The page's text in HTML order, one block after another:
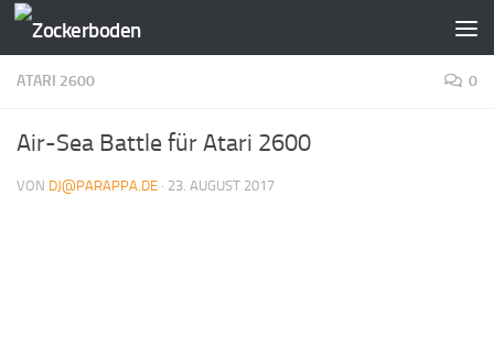
Zum Inhalt springen
ATARI 2600 0
Air-Sea Battle für Atari 2600
VON DJ@PARAPPA.DE · 23. AUGUST 2017